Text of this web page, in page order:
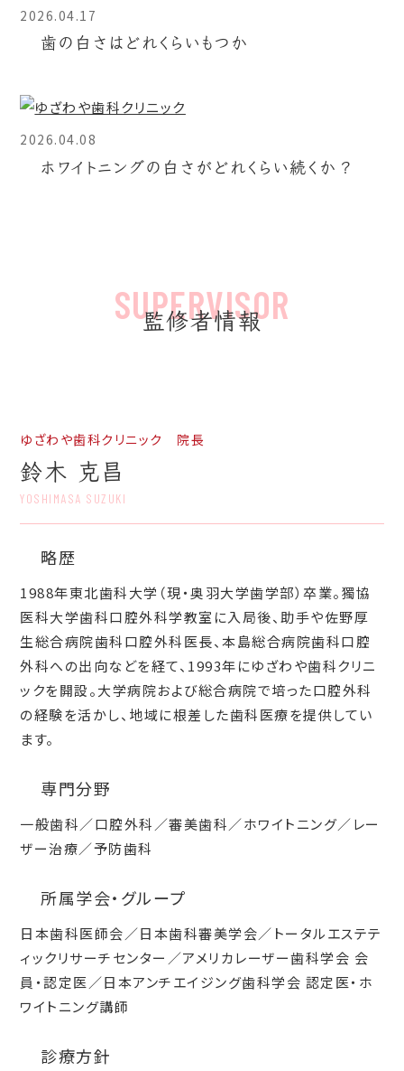
2026.04.17
歯の白さはどれくらいもつか
2026.04.08
ホワイトニングの白さがどれくらい続くか？
監修者情報
ゆざわや歯科クリニック 院長
鈴木 克昌
YOSHIMASA SUZUKI
略歴
1988年東北歯科大学（現・奥羽大学歯学部）卒業。獨協
医科大学歯科口腔外科学教室に入局後、助手や佐野厚
生総合病院歯科口腔外科医長、本島総合病院歯科口腔
外科への出向などを経て、1993年にゆざわや歯科クリニ
ックを開設。大学病院および総合病院で培った口腔外科
の経験を活かし、地域に根差した歯科医療を提供してい
ます。
専門分野
一般歯科／口腔外科／審美歯科／ホワイトニング／レー
ザー治療／予防歯科
所属学会・グループ
日本歯科医師会／日本歯科審美学会／トータルエステテ
ィックリサーチセンター／アメリカレーザー歯科学会 会
員・認定医／日本アンチエイジング歯科学会 認定医・ホ
ワイトニング講師
診療方針